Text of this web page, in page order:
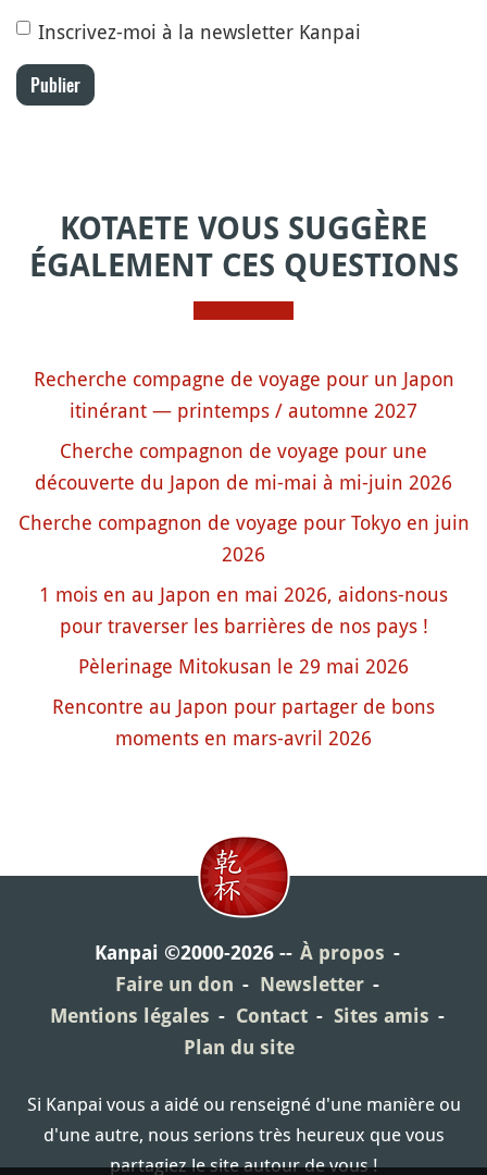
Inscrivez-moi à la newsletter Kanpai
Publier
KOTAETE VOUS SUGGÈRE
ÉGALEMENT CES QUESTIONS
Recherche compagne de voyage pour un Japon
itinérant — printemps / automne 2027
Cherche compagnon de voyage pour une
découverte du Japon de mi-mai à mi-juin 2026
Cherche compagnon de voyage pour Tokyo en juin
2026
1 mois en au Japon en mai 2026, aidons-nous
pour traverser les barrières de nos pays !
Pèlerinage Mitokusan le 29 mai 2026
Rencontre au Japon pour partager de bons
moments en mars-avril 2026
Kanpai ©2000-2026
À propos
Faire un don
Newsletter
Mentions légales
Contact
Sites amis
Plan du site
Si Kanpai vous a aidé ou renseigné d'une manière ou
d'une autre, nous serions très heureux que vous
partagiez le site autour de vous !